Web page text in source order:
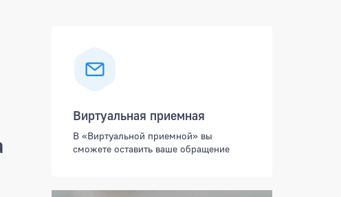
Виртуальная приемная
В «Виртуальной приемной» вы
сможете оставить ваше обращение